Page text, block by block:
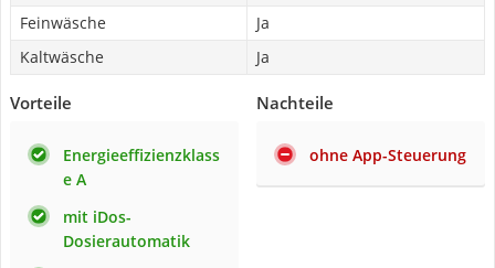
Feinwäsche
Ja
Kaltwäsche
Ja
Vorteile
Energieeffizienzklass
e A
mit iDos-
Dosierautomatik
Nachteile
ohne App-Steuerung